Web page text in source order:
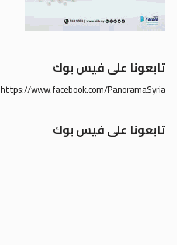
تابعونا على فيس بوك
https://www.facebook.com/PanoramaSyria
تابعونا على فيس بوك